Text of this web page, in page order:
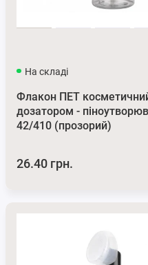
На складі
Флакон ПЕТ
дозатором -
42/410 (прозорий)
26.40 грн.